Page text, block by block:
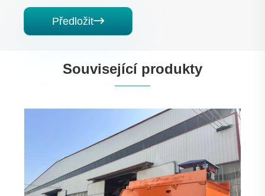
Předložit
Související produkty